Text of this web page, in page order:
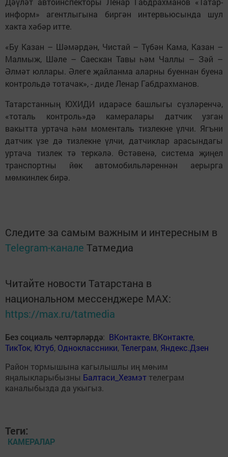
информ» агентлыгына биргән интервьюсында шул
хакта хәбәр итте.
«Бу Казан – Шәмәрдән, Чистай – Түбән Кама, Казан –
Малмыж, Шәле – Саескан Тавы һәм Чаллы – Зәй –
Әлмәт юллары. Әлеге җайланма аларны буеннан буена
контрольдә тотачак», - диде Ленар Габдрахманов.
Татарстанның ЮХИДИ идарәсе башлыгы сүзләренчә,
«тоталь контроль»дә камералары датчик узган
вакытта уртача һәм моменталь тизлекне үлчи. Ягъни
датчик үзе дә тизлекне үлчи, датчиклар арасындагы
уртача тизлек тә теркәлә. Өстәвенә, система җиңел
транспортны йөк автомобильләреннән аерырга
мөмкинлек бирә.
Следите за самым важным и интересным в
Telegram-канале Татмедиа
Читайте новости Татарстана в
национальном мессенджере MАХ:
https://max.ru/tatmedia
Без социаль челтәрләрдә: ВКонтакте, ВКонтакте,
ТикТок, Ютуб, Одноклассники,Телеграм, Яндекс.Дзен
Район тормышына кагылышлы иң мөһим
яңалыкларыбызны Балтаси_Хезмэт телеграм
каналыбызда да укыгыз.
Теги:
КАМЕРАЛАР